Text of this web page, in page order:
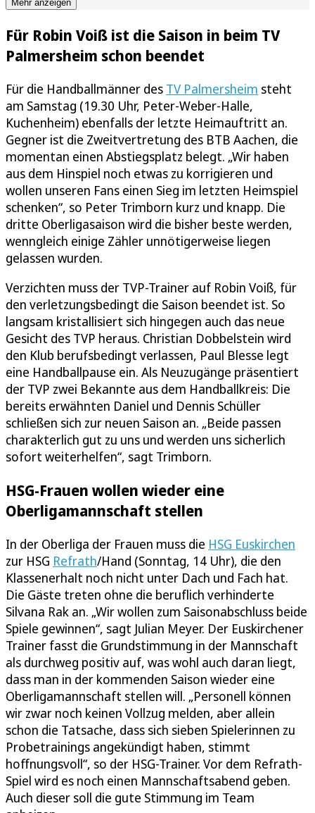
Mehr anzeigen
Für Robin Voiß ist die Saison in beim TV
Palmersheim schon beendet
Für die Handballmänner des TV Palmersheim steht
am Samstag (19.30 Uhr, Peter-Weber-Halle,
Kuchenheim) ebenfalls der letzte Heimauftritt an.
Gegner ist die Zweitvertretung des BTB Aachen, die
momentan einen Abstiegsplatz belegt. „Wir haben
aus dem Hinspiel noch etwas zu korrigieren und
wollen unseren Fans einen Sieg im letzten Heimspiel
schenken“, so Peter Trimborn kurz und knapp. Die
dritte Oberligasaison wird die bisher beste werden,
wenngleich einige Zähler unnötigerweise liegen
gelassen wurden.
Verzichten muss der TVP-Trainer auf Robin Voiß, für
den verletzungsbedingt die Saison beendet ist. So
langsam kristallisiert sich hingegen auch das neue
Gesicht des TVP heraus. Christian Dobbelstein wird
den Klub berufsbedingt verlassen, Paul Blesse legt
eine Handballpause ein. Als Neuzugänge präsentiert
der TVP zwei Bekannte aus dem Handballkreis: Die
bereits erwähnten Daniel und Dennis Schüller
schließen sich zur neuen Saison an. „Beide passen
charakterlich gut zu uns und werden uns sicherlich
sofort weiterhelfen“, sagt Trimborn.
HSG-Frauen wollen wieder eine
Oberligamannschaft stellen
In der Oberliga der Frauen muss die HSG Euskirchen
zur HSG Refrath/Hand (Sonntag, 14 Uhr), die den
Klassenerhalt noch nicht unter Dach und Fach hat.
Die Gäste treten ohne die beruflich verhinderte
Silvana Rak an. „Wir wollen zum Saisonabschluss beide
Spiele gewinnen“, sagt Julian Meyer. Der Euskirchener
Trainer fasst die Grundstimmung in der Mannschaft
als durchweg positiv auf, was wohl auch daran liegt,
dass man in der kommenden Saison wieder eine
Oberligamannschaft stellen will. „Personell können
wir zwar noch keinen Vollzug melden, aber allein
schon die Tatsache, dass sich sieben Spielerinnen zu
Probetrainings angekündigt haben, stimmt
hoffnungsvoll“, so der HSG-Trainer. Vor dem Refrath-
Spiel wird es noch einen Mannschaftsabend geben.
Auch dieser soll die gute Stimmung im Team